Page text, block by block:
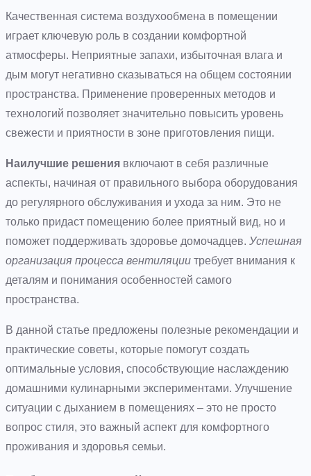
Качественная система воздухообмена в помещении
играет ключевую роль в создании комфортной
атмосферы. Неприятные запахи, избыточная влага и
дым могут негативно сказываться на общем состоянии
пространства. Применение проверенных методов и
технологий позволяет значительно повысить уровень
свежести и приятности в зоне приготовления пищи.
Наилучшие решения включают в себя различные
аспекты, начиная от правильного выбора оборудования
до регулярного обслуживания и ухода за ним. Это не
только придаст помещению более приятный вид, но и
поможет поддерживать здоровье домочадцев. Успешная
организация процесса вентиляции требует внимания к
деталям и понимания особенностей самого
пространства.
В данной статье предложены полезные рекомендации и
практические советы, которые помогут создать
оптимальные условия, способствующие наслаждению
домашними кулинарными экспериментами. Улучшение
ситуации с дыханием в помещениях – это не просто
вопрос стиля, это важный аспект для комфортного
проживания и здоровья семьи.